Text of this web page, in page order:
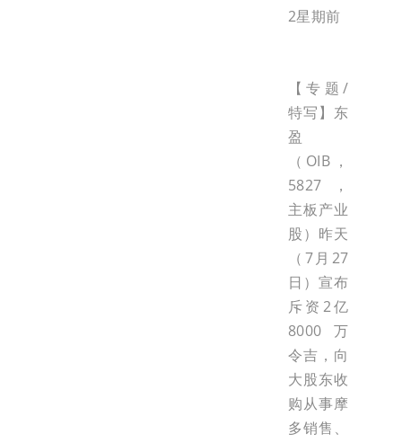
2星期前
【专题/
特写】东
盈
（OIB，
5827，
主板产业
股）昨天
（7月27
日）宣布
斥资2亿
8000万
令吉，向
大股东收
购从事摩
多销售、